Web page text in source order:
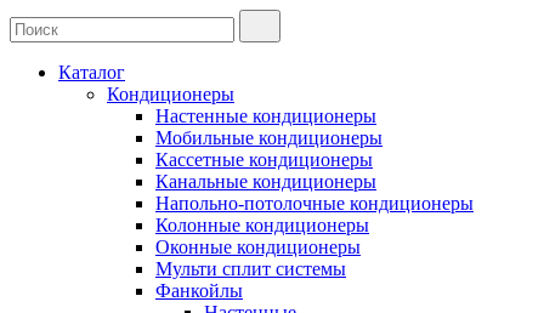
Каталог
Кондиционеры
Настенные кондиционеры
Мобильные кондиционеры
Кассетные кондиционеры
Канальные кондиционеры
Напольно-потолочные кондиционеры
Колонные кондиционеры
Оконные кондиционеры
Мульти сплит системы
Фанкойлы